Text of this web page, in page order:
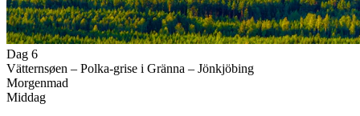
Dag 6
Vätternsøen – Polka-grise i Gränna – Jönkjöbing
Morgenmad
Middag